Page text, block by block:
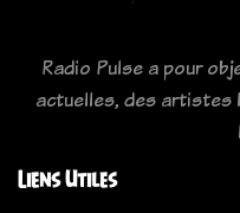
Radio Pulse a pour
actuelles, des artistes
Liens Utiles